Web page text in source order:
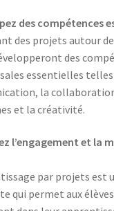
des compétences
des projets autour de
des
essentielles telles
la
et la créativité.
l’engagement et la
par projets est
qui permet aux